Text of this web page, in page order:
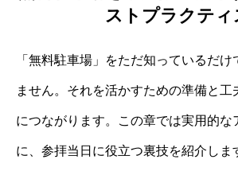
ストプラクティ
「無料駐車場」をただ知っているだけ
ません。それを活かすための準備と工
につながります。この章では実用的な
に、参拝当日に役立つ裏技を紹介しま